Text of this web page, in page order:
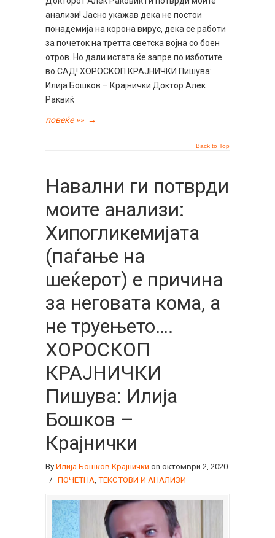
анализи! Јасно укажав дека не постои
понадемија на корона вирус, дека се работи
за почеток на третта светска војна со боен
отров. Но дали истата ќе запре по изботите
во САД! ХОРОСКОП КРАЈНИЧКИ Пишува:
Илија Бошков – Крајнички Доктор Алек
Раквиќ
повеќе »» →
Back to Top
Навални ги потврди
моите анализи:
Хипогликемијата
(паѓање на
шеќерот) е причина
за неговата кома, а
не труењето….
ХОРОСКОП
КРАЈНИЧКИ
Пишува: Илија
Бошков –
Крајнички
By Илија Бошков Крајнички on октомври 2, 2020
/ ПОЧЕТНА, ТЕКСТОВИ И АНАЛИЗИ